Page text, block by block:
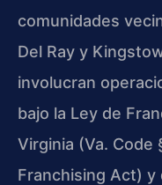
comunidades
Del Ray y
involucran
bajo la Ley de
Virginia (Va. Code
Franchising Act) y